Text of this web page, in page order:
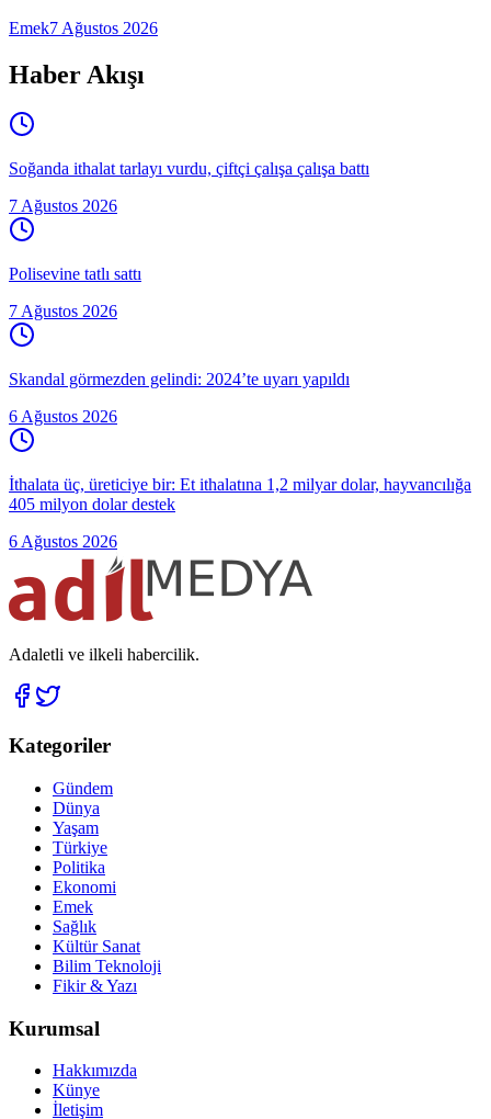
Emek7 Ağustos 2026
Haber Akışı
Soğanda ithalat tarlayı vurdu, çiftçi çalışa çalışa battı
7 Ağustos 2026
Polisevine tatlı sattı
7 Ağustos 2026
Skandal görmezden gelindi: 2024’te uyarı yapıldı
6 Ağustos 2026
İthalata üç, üreticiye bir: Et ithalatına 1,2 milyar dolar, hayvancılığa
405 milyon dolar destek
6 Ağustos 2026
Adaletli ve ilkeli habercilik.
Kategoriler
Gündem
Dünya
Yaşam
Türkiye
Politika
Ekonomi
Emek
Sağlık
Kültür Sanat
Bilim Teknoloji
Fikir & Yazı
Kurumsal
Hakkımızda
Künye
İletişim